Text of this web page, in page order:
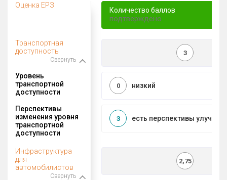
Оценка ЕРЗ
Количество баллов
подтверждено
Транспортная
доступность
Свернуть
3
Уровень
транспортной
доступности
низкий
0
Перспективы
изменения уровня
транспортной
доступности
есть перспективы
3
Инфраструктура
для
автомобилистов
Свернуть
2,75